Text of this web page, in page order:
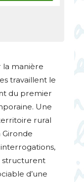
la manière
travaillent le
du premier
Une
rural
structurent
d’une